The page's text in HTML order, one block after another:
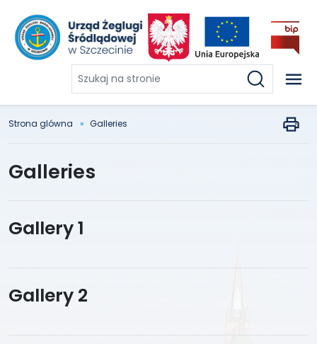
Szukaj
na
stronie
Strona glówna Galleries
Galleries
Gallery 1
Gallery 2